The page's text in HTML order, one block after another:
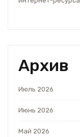
Архив
Июль 2026
Июнь 2026
Май 2026